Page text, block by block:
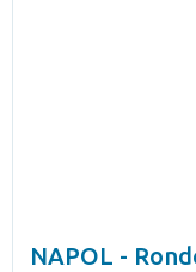
NAPOL -